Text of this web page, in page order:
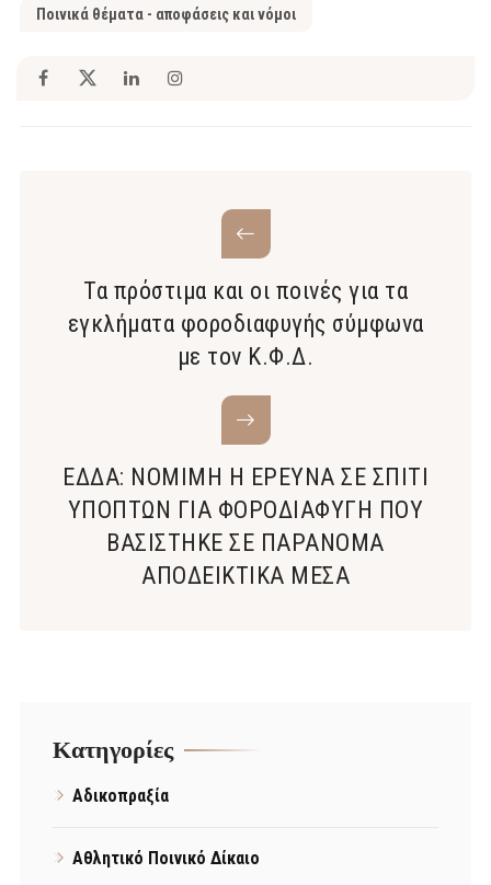
Ποινικά θέματα - αποφάσεις και νόμοι
Τα πρόστιμα και οι ποινές για τα
εγκλήματα φοροδιαφυγής σύμφωνα
με τον Κ.Φ.Δ.
ΕΔΔΑ: ΝΟΜΙΜΗ Η ΕΡΕΥΝΑ ΣΕ ΣΠΙΤΙ
ΥΠΟΠΤΩΝ ΓΙΑ ΦΟΡΟΔΙΑΦΥΓΗ ΠΟΥ
ΒΑΣΙΣΤΗΚΕ ΣΕ ΠΑΡΑΝΟΜΑ
ΑΠΟΔΕΙΚΤΙΚΑ ΜΕΣΑ
Kατηγορίες
Αδικοπραξία
Αθλητικό Ποινικό Δίκαιο